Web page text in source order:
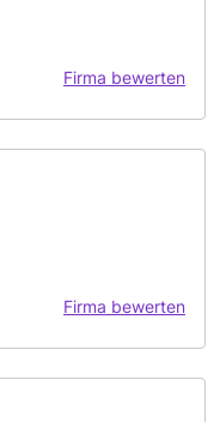
Firma bewerten
Firma bewerten